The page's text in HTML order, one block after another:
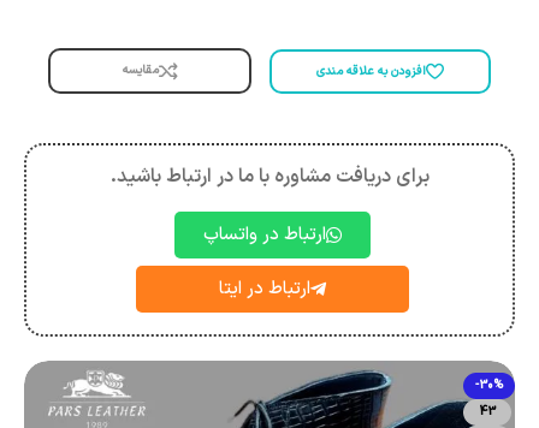
افزودن به علاقه مندی مقایسه
برای دریافت مشاوره با ما در ارتباط باشید.
ارتباط در واتساپ
ارتباط در ایتا
-30%
43